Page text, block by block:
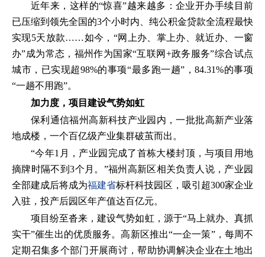
近年来，这样的“惊喜”越来越多：企业开办手续目前
已压缩到领先全国的3个小时内、纯公积金贷款全流程最快
实现5天放款……如今，“网上办、掌上办、就近办、一窗
办”成为常态，福州作为国家“互联网+政务服务”综合试点
城市，已实现超98%的事项“最多跑一趟”，84.31%的事项
“一趟不用跑”。
加力度，项目建设气势如虹
保利通信福州高新科技产业园内，一批批高新产业落
地成楼，一个百亿级产业集群破茧而出。
“今年1月，产业园完成了首栋大楼封顶，与项目用地
摘牌时隔不到3个月。”福州高新区相关负责人说，产业园
全部建成后将成为福建省标杆科技园区，吸引超300家企业
入驻，投产后园区年产值达百亿元。
项目纷至沓来，建设气势如虹，源于“马上就办、真抓
实干”催生出的优质服务。高新区推出“一企一策”，每周不
定期召集多个部门开展商讨，帮助协调解决企业在土地出